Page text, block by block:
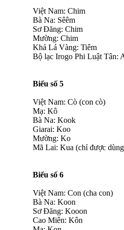
Việt Nam: Chim
Bà Na: Sêêm
Sơ Đăng: Chim
Mường: Chim
Khả Lá Vàng: Tiêm
Bộ lạc Irogo Phi Luật Tân:
Biểu số 5
Việt Nam: Cò (con cò)
Mạ: Kô
Bà Na: Kook
Giarai: Koo
Mường: Ko
Mã Lai: Kua (chỉ được
Biểu số 6
Việt Nam: Con (cha con)
Bà Na: Koon
Sơ Đăng: Kooon
Cao Miên: Kôn